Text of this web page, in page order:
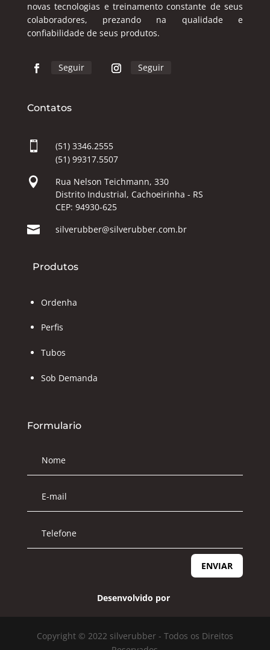
novas tecnologias e treinamento constante de seus
colaboradores, prezando na qualidade e
confiabilidade de seus produtos.
Seguir Seguir
Contatos

(51) 3346.2555
(51) 99317.5507

Rua Nelson Teichmann, 330
Distrito Industrial, Cachoeirinha - RS
CEP: 94930-625
 silverubber@silverubber.com.br
Produtos
Ordenha
Perfis
Tubos
Sob Demanda
Formulario
ENVIAR
Desenvolvido por
Copyright © 2022 silverubber - Todos os Direitos